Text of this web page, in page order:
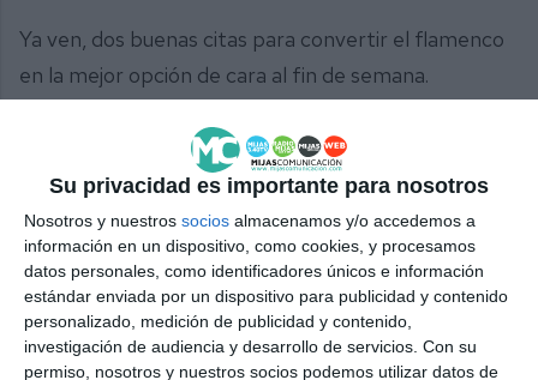
Su privacidad es importante para nosotros
Nosotros y nuestros socios almacenamos y/o accedemos a
información en un dispositivo, como cookies, y procesamos
datos personales, como identificadores únicos e información
estándar enviada por un dispositivo para publicidad y contenido
personalizado, medición de publicidad y contenido,
investigación de audiencia y desarrollo de servicios. Con su
permiso, nosotros y nuestros socios podemos utilizar datos de
Ya ven, dos buenas citas para convertir el flamenco
en la mejor opción de cara al fin de semana.
Comparte esta noticia desde el siguiente enlace:
https://mijascom.com/?a=35323
MIJAS FLAMENCO LA CALA LAS LAGUNAS